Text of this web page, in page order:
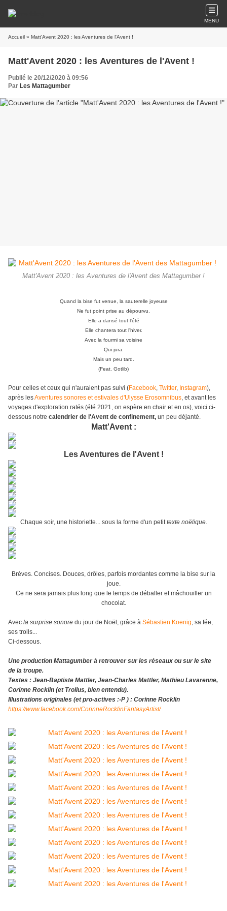
MENU
Accueil » Matt'Avent 2020 : les Aventures de l'Avent !
Matt'Avent 2020 : les Aventures de l'Avent !
Publié le 20/12/2020 à 09:56
Par Les Mattagumber
Matt'Avent 2020 : les Aventures de l'Avent des Mattagumber !
Quand la bise fut venue, la sauterelle joyeuse
Ne fut point prise au dépourvu.
Elle a dansé tout l'été
Elle chantera tout l'hiver.
Avec la fourmi sa voisine
Qui jura.
Mais un peu tard.
(Feat. Gotlib)
Pour celles et ceux qui n'auraient pas suivi (Facebook, Twitter, Instagram),
après lesAventures sonores et estivales d'Ulysse Erosomnibus, et avant les
voyages d'exploration ratés (été 2021, on espère en chair et en os), voici ci-
dessous notre calendrier de l'Avent de confinement, un peu déjanté.
Matt'Avent :
Les Aventures de l'Avent !
Chaque soir, une historiette... sous la forme d'un petittexte noëlique.
Brèves. Concises. Douces, drôles, parfois mordantes comme la bise sur la
joue.
Ce ne sera jamais plus long que le temps de déballer et mâchouiller un
chocolat.
Avec la surprise sonore du jour de Noël, grâce à Sébastien Koenig, sa fée,
ses trolls...
Ci-dessous.
Une production Mattagumber à retrouver sur les réseaux ou sur le site
de la troupe.
Textes : Jean-Baptiste Mattler, Jean-Charles Mattler, Mathieu Lavarenne,
Corinne Rocklin (et Trollus, bien entendu).
Illustrations originales (et pro-actives :-P ) : Corinne Rocklin
https://www.facebook.com/CorinneRocklinFantasyArtist/